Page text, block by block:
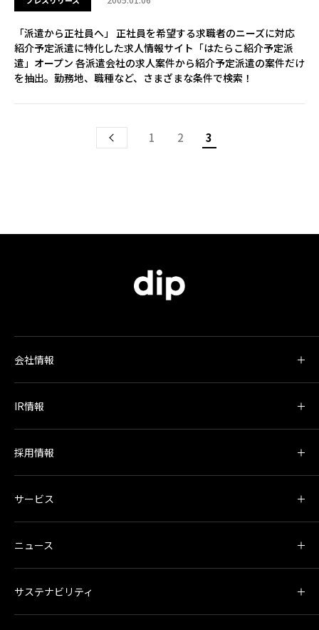
「派遣から正社員へ」 正社員を希望する求職者のニーズに対応
紹介予定派遣に特化した求人情報サイト「はたらこ紹介予定派
遣」オープン 各派遣会社の求人案件から紹介予定派遣の案件だけ
を抽出。勤務地、職種など、さまざまな条件で検索！
1 2 3
会社情報
IR情報
採用情報
サービス
ニュース
サステナビリティ